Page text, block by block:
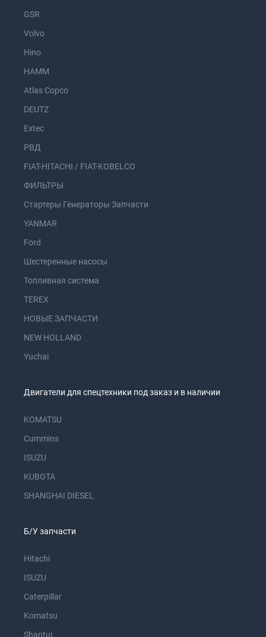
GSR
Volvo
Hino
HAMM
Atlas Copco
DEUTZ
Extec
РВД
FIAT-HITACHI / FIAT-KOBELCO
ФИЛЬТРЫ
Стартеры Генераторы Запчасти
YANMAR
Ford
Шестеренные насосы
Топливная система
TEREX
НОВЫЕ ЗАПЧАСТИ
NEW HOLLAND
Yuchai
Двигатели для спецтехники под заказ и в наличии
KOMATSU
Cummins
ISUZU
KUBOTA
SHANGHAI DIESEL
Б/У запчасти
Hitachi
ISUZU
Caterpillar
Komatsu
Shantui